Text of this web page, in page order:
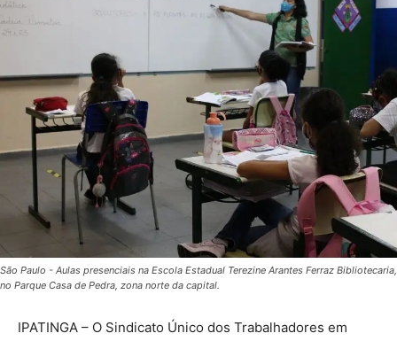
São Paulo - Aulas presenciais na Escola Estadual Terezine Arantes Ferraz Bibliotecaria,
no Parque Casa de Pedra, zona norte da capital.
IPATINGA – O Sindicato Único dos Trabalhadores em